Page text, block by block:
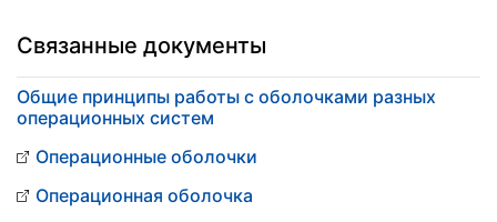
Связанные документы
Общие принципы работы с оболочками разных
операционных систем
Операционные оболочки
Операционная оболочка